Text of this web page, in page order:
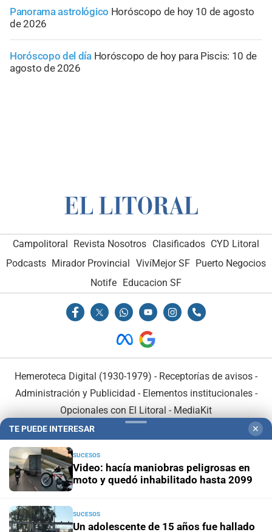
Panorama astrológico Horóscopo de hoy 10 de agosto
de 2026
Horóscopo del día Horóscopo de hoy para Piscis: 10 de
agosto de 2026
Campolitoral Revista Nosotros Clasificados CYD Litoral
Podcasts Mirador Provincial VivíMejor SF Puerto Negocios
Notife Educacion SF
Hemeroteca Digital (1930-1979) - Receptorías de avisos -
Administración y Publicidad - Elementos institucionales-
Opcionales con El Litoral - MediaKit
En Asociación con:
TE PUEDE INTERESAR ✕
SUCESOS
Video: hacía maniobras peligrosas en
moto y quedó inhabilitado hasta 2099
SUCESOS
Un adolescente de 15 años fue hallado